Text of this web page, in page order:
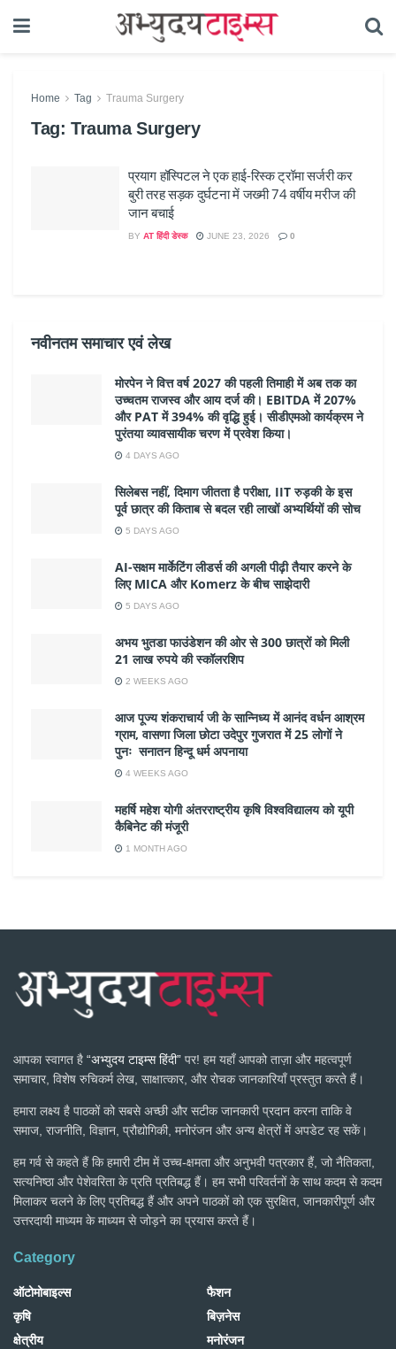
Home Tag Trauma Surgery
Tag: Trauma Surgery
प्रयाग हॉस्पिटल ने एक हाई-रिस्क ट्रॉमा सर्जरी कर
बुरी तरह सड़क दुर्घटना में जख्मी 74 वर्षीय मरीज की
जान बचाई
BY AT हिंदी डेस्क JUNE 23, 2026 0
नवीनतम समाचार एवं लेख
मोरपेन ने वित्त वर्ष 2027 की पहली तिमाही में अब तक का
उच्चतम राजस्व और आय दर्ज की। EBITDA में 207%
और PAT में 394% की वृद्धि हुई। सीडीएमओ कार्यक्रम ने
पुरंतया व्यावसायीक चरण में प्रवेश किया।
4 DAYS AGO
सिलेबस नहीं, दिमाग जीतता है परीक्षा, IIT रुड़की के इस
पूर्व छात्र की किताब से बदल रही लाखों अभ्यर्थियों की सोच
5 DAYS AGO
AI-सक्षम मार्केटिंग लीडर्स की अगली पीढ़ी तैयार करने के
लिए MICA और Komerz के बीच साझेदारी
5 DAYS AGO
अभय भुतडा फाउंडेशन की ओर से 300 छात्रों को मिली
21 लाख रुपये की स्कॉलरशिप
2 WEEKS AGO
आज पूज्य शंकराचार्य जी के सान्निध्य में आनंद वर्धन आश्रम
ग्राम, वासणा जिला छोटा उदेपुर गुजरात में 25 लोगों ने
पुनः सनातन हिन्दू धर्म अपनाया
4 WEEKS AGO
महर्षि महेश योगी अंतरराष्ट्रीय कृषि विश्वविद्यालय को यूपी
कैबिनेट की मंजूरी
1 MONTH AGO
आपका स्वागत है “अभ्युदय टाइम्स हिंदी” पर! हम यहाँ आपको ताज़ा और महत्वपूर्ण
समाचार, विशेष रुचिकर्म लेख, साक्षात्कार, और रोचक जानकारियाँ प्रस्तुत करते हैं।
हमारा लक्ष्य है पाठकों को सबसे अच्छी और सटीक जानकारी प्रदान करना ताकि वे
समाज, राजनीति, विज्ञान, प्रौद्योगिकी, मनोरंजन और अन्य क्षेत्रों में अपडेट रह सकें।
हम गर्व से कहते हैं कि हमारी टीम में उच्च-क्षमता और अनुभवी पत्रकार हैं, जो नैतिकता,
सत्यनिष्ठा और पेशेवरिता के प्रति प्रतिबद्ध हैं। हम सभी परिवर्तनों के साथ कदम से कदम
मिलाकर चलने के लिए प्रतिबद्ध हैं और अपने पाठकों को एक सुरक्षित, जानकारीपूर्ण और
उत्तरदायी माध्यम के माध्यम से जोड़ने का प्रयास करते हैं।
Category
ऑटोमोबाइल्स
कृषि
क्षेत्रीय
फैशन
बिज़नेस
मनोरंजन